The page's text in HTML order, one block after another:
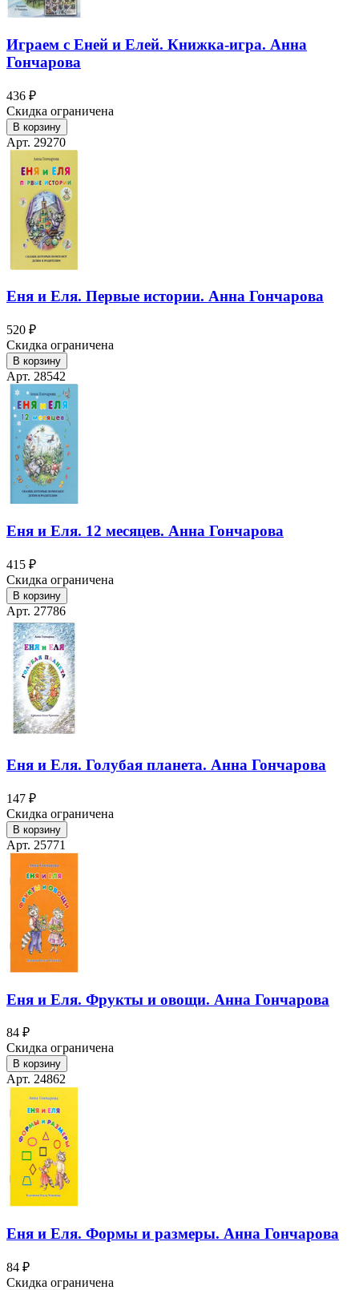
Играем с Еней и Елей. Книжка-игра. Анна
Гончарова
436 ₽
Скидка ограничена
В корзину
Арт. 29270
Еня и Еля. Первые истории. Анна Гончарова
520 ₽
Скидка ограничена
В корзину
Арт. 28542
Еня и Еля. 12 месяцев. Анна Гончарова
415 ₽
Скидка ограничена
В корзину
Арт. 27786
Еня и Еля. Голубая планета. Анна Гончарова
147 ₽
Скидка ограничена
В корзину
Арт. 25771
Еня и Еля. Фрукты и овощи. Анна Гончарова
84 ₽
Скидка ограничена
В корзину
Арт. 24862
Еня и Еля. Формы и размеры. Анна Гончарова
84 ₽
Скидка ограничена